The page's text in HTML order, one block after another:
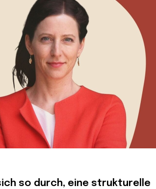
so durch, eine strukturelle